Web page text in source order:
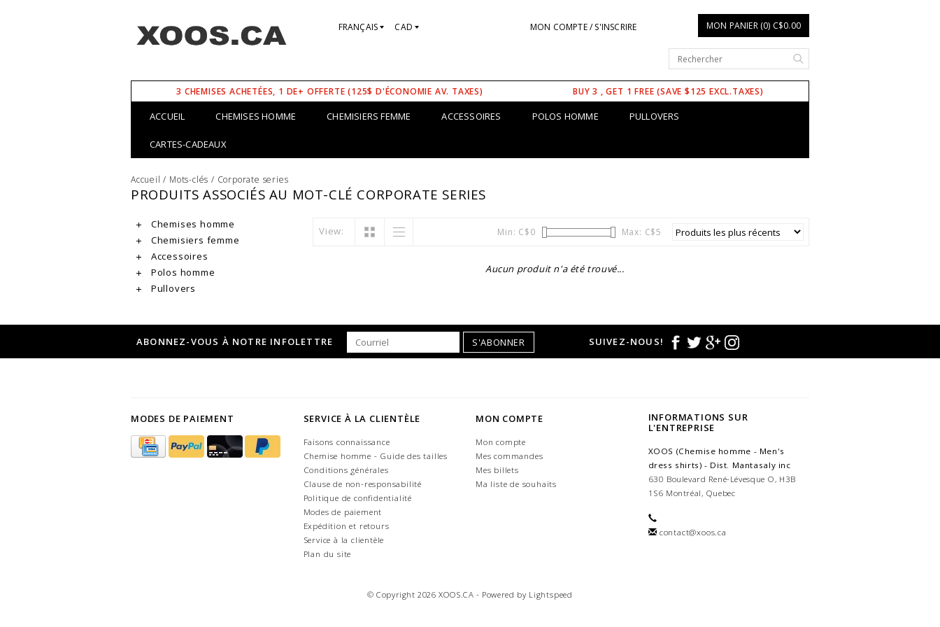
FRANÇAIS CAD MON COMPTE / S'INSCRIRE MON PANIER (0) C$0.00
3 CHEMISES ACHETÉES, 1 DE+ OFFERTE (125$ D'ÉCONOMIE AV. TAXES) BUY 3 , GET 1 FREE (SAVE $125 EXCL.TAXES)
ACCUEIL CHEMISES HOMME CHEMISIERS FEMME ACCESSOIRES POLOS HOMME PULLOVERS
CARTES-CADEAUX
Accueil / Mots-clés / Corporate series
PRODUITS ASSOCIÉS AU MOT-CLÉ CORPORATE SERIES
Chemises homme
Chemisiers femme
Accessoires
Polos homme
Pullovers
View: Min: C$0 Max: C$5
Aucun produit n'a été trouvé...
ABONNEZ-VOUS À NOTRE INFOLETTRE S'ABONNER SUIVEZ-NOUS!
MODES DE PAIEMENT SERVICE À LA CLIENTÈLE
Faisons connaissance
Chemise homme - Guide des tailles
Conditions générales
Clause de non-responsabilité
Politique de confidentialité
Modes de paiement
Expédition et retours
Service à la clientèle
Plan du site
MON COMPTE
Mon compte
Mes commandes
Mes billets
Ma liste de souhaits
INFORMATIONS SUR
L'ENTREPRISE
XOOS (Chemise homme - Men's
dress shirts) - Dist. Mantasaly inc
630 Boulevard René-Lévesque O, H3B
1S6 Montréal, Quebec
contact@xoos.ca
© Copyright 2026 XOOS.CA - Powered by Lightspeed